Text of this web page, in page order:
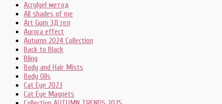
Acrylgel метод
All shades of me
Art Gum 3Д гел
Aurora effect
Autumn 2024 Collection
Back to Black
Bling
Body and Hair Mists
Body Oils
Cat Eye 2023
Cat Eye Magnets